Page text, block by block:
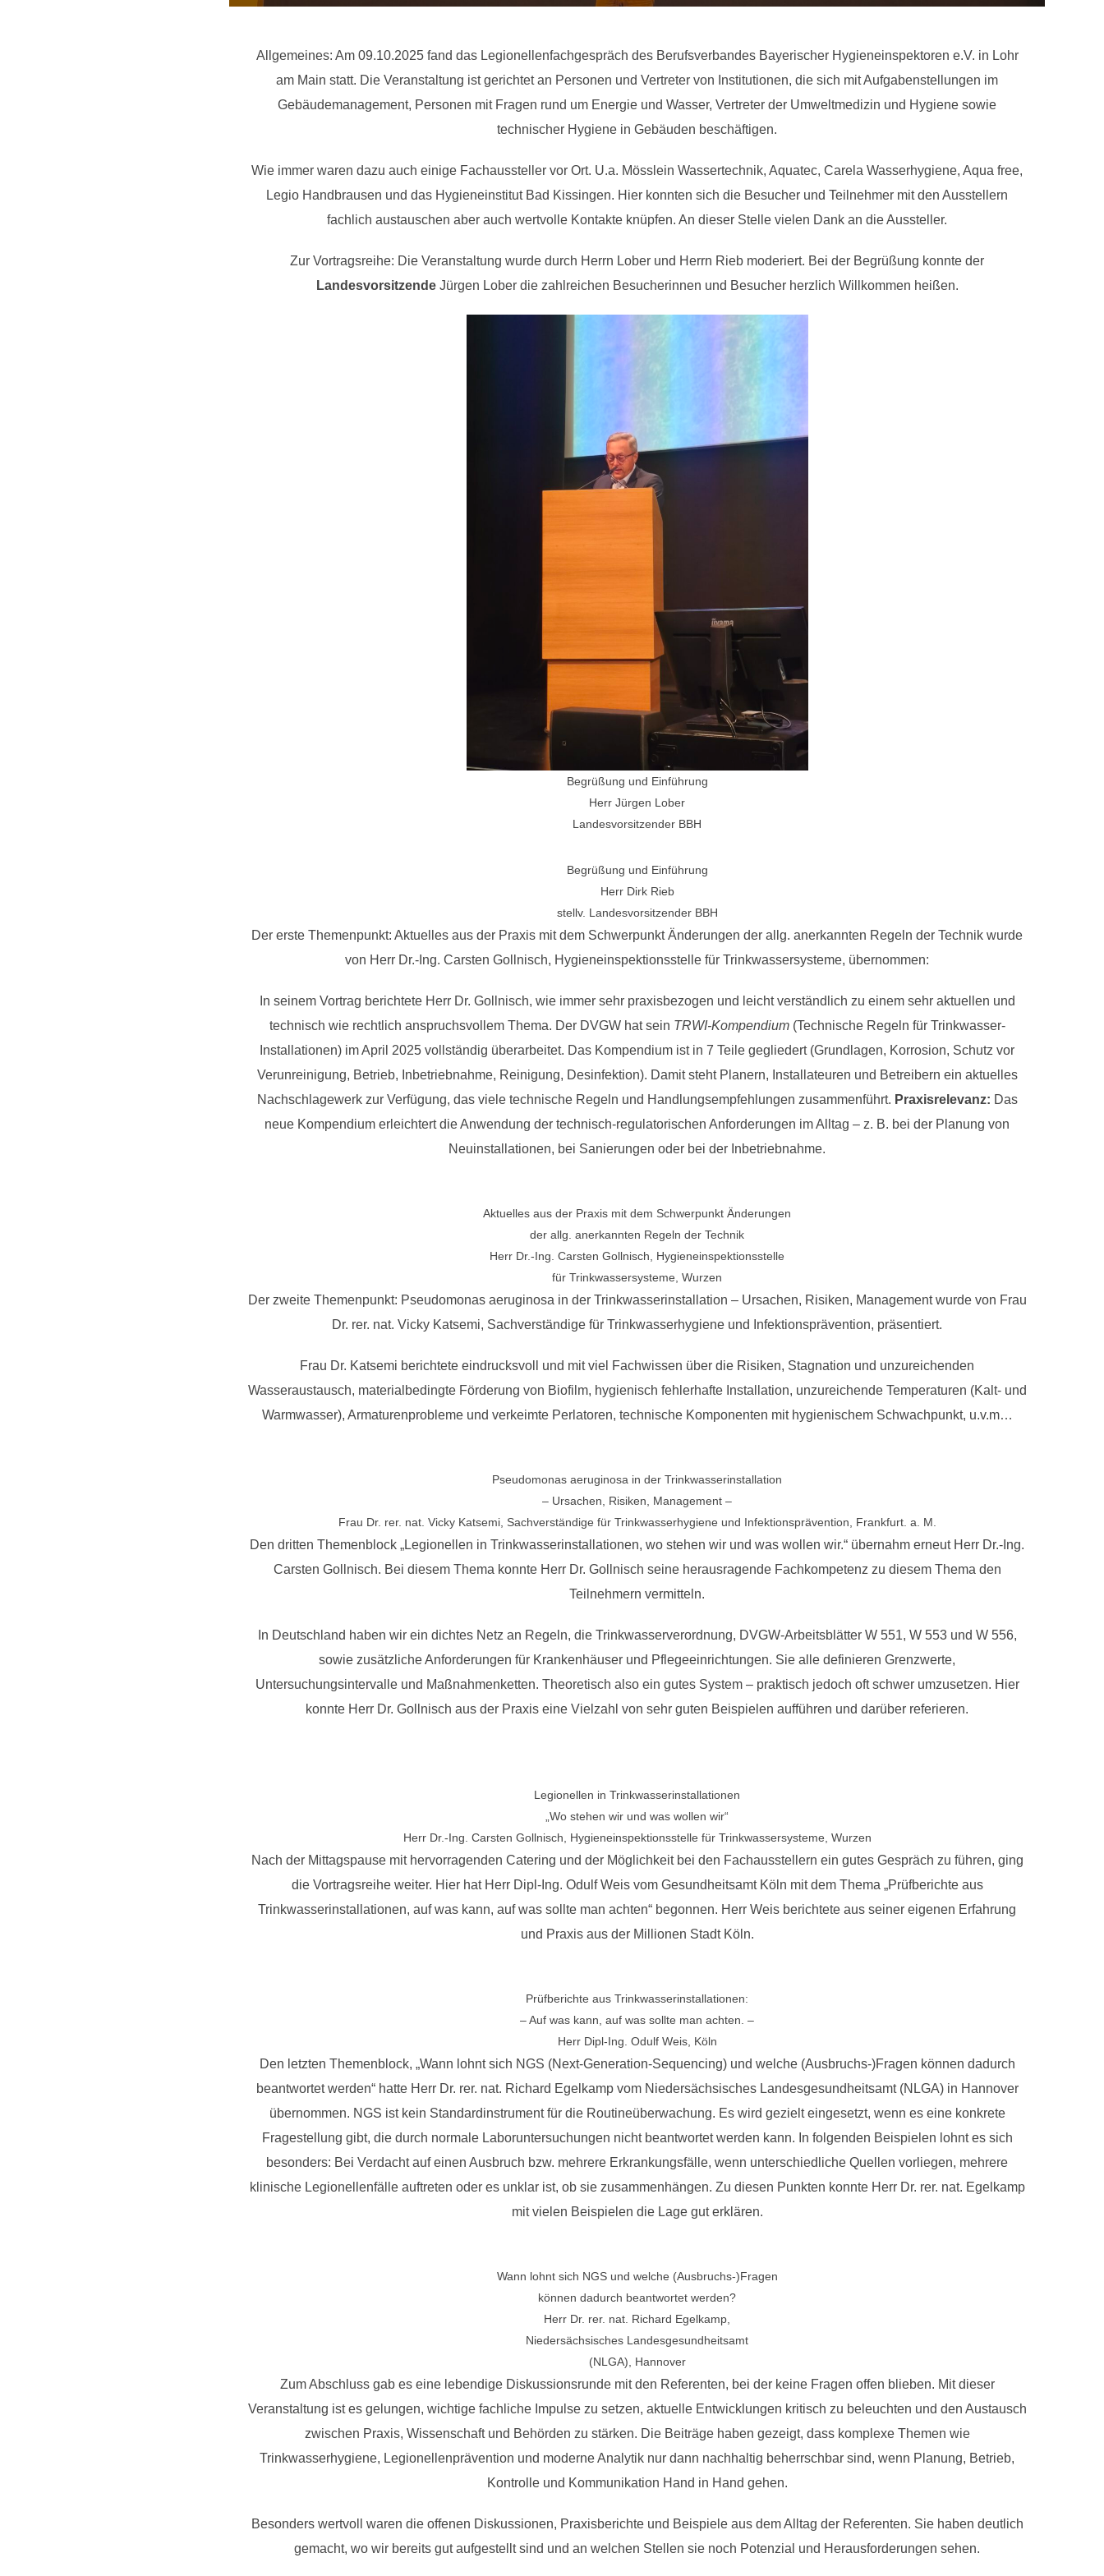
Allgemeines: Am 09.10.2025 fand das Legionellenfachgespräch des Berufsverbandes Bayerischer Hygieneinspektoren e.V. in Lohr
am Main statt. Die Veranstaltung ist gerichtet an Personen und Vertreter von Institutionen, die sich mit Aufgabenstellungen im
Gebäudemanagement, Personen mit Fragen rund um Energie und Wasser, Vertreter der Umweltmedizin und Hygiene sowie
technischer Hygiene in Gebäuden beschäftigen.
Wie immer waren dazu auch einige Fachaussteller vor Ort. U.a. Mösslein Wassertechnik, Aquatec, Carela Wasserhygiene, Aqua free,
Legio Handbrausen und das Hygieneinstitut Bad Kissingen. Hier konnten sich die Besucher und Teilnehmer mit den Ausstellern
fachlich austauschen aber auch wertvolle Kontakte knüpfen. An dieser Stelle vielen Dank an die Aussteller.
Zur Vortragsreihe: Die Veranstaltung wurde durch Herrn Lober und Herrn Rieb moderiert. Bei der Begrüßung konnte der
Landesvorsitzende Jürgen Lober die zahlreichen Besucherinnen und Besucher herzlich Willkommen heißen.
Begrüßung und Einführung
Herr Jürgen Lober
Landesvorsitzender BBH
Begrüßung und Einführung
Herr Dirk Rieb
stellv. Landesvorsitzender BBH
Der erste Themenpunkt: Aktuelles aus der Praxis mit dem Schwerpunkt Änderungen der allg. anerkannten Regeln der Technik wurde
von Herr Dr.-Ing. Carsten Gollnisch, Hygieneinspektionsstelle für Trinkwassersysteme, übernommen:
In seinem Vortrag berichtete Herr Dr. Gollnisch, wie immer sehr praxisbezogen und leicht verständlich zu einem sehr aktuellen und
technisch wie rechtlich anspruchsvollem Thema. Der DVGW hat sein TRWI-Kompendium(Technische Regeln für Trinkwasser-
Installationen) im April 2025 vollständig überarbeitet. Das Kompendium ist in 7 Teile gegliedert (Grundlagen, Korrosion, Schutz vor
Verunreinigung, Betrieb, Inbetriebnahme, Reinigung, Desinfektion). Damit steht Planern, Installateuren und Betreibern ein aktuelles
Nachschlagewerk zur Verfügung, das viele technische Regeln und Handlungsempfehlungen zusammenführt. Praxisrelevanz: Das
neue Kompendium erleichtert die Anwendung der technisch-regulatorischen Anforderungen im Alltag – z. B. bei der Planung von
Neuinstallationen, bei Sanierungen oder bei der Inbetriebnahme.
Aktuelles aus der Praxis mit dem Schwerpunkt Änderungen
der allg. anerkannten Regeln der Technik
Herr Dr.-Ing. Carsten Gollnisch, Hygieneinspektionsstelle
für Trinkwassersysteme, Wurzen
Der zweite Themenpunkt: Pseudomonas aeruginosa in der Trinkwasserinstallation – Ursachen, Risiken, Management wurde von Frau
Dr. rer. nat. Vicky Katsemi, Sachverständige für Trinkwasserhygiene und Infektionsprävention, präsentiert.
Frau Dr. Katsemi berichtete eindrucksvoll und mit viel Fachwissen über die Risiken, Stagnation und unzureichenden
Wasseraustausch, materialbedingte Förderung von Biofilm, hygienisch fehlerhafte Installation, unzureichende Temperaturen (Kalt- und
Warmwasser), Armaturenprobleme und verkeimte Perlatoren, technische Komponenten mit hygienischem Schwachpunkt, u.v.m…
Pseudomonas aeruginosa in der Trinkwasserinstallation
– Ursachen, Risiken, Management –
Frau Dr. rer. nat. Vicky Katsemi, Sachverständige für Trinkwasserhygiene und Infektionsprävention, Frankfurt. a. M.
Den dritten Themenblock „Legionellen in Trinkwasserinstallationen, wo stehen wir und was wollen wir.“ übernahm erneut Herr Dr.-Ing.
Carsten Gollnisch. Bei diesem Thema konnte Herr Dr. Gollnisch seine herausragende Fachkompetenz zu diesem Thema den
Teilnehmern vermitteln.
In Deutschland haben wir ein dichtes Netz an Regeln, die Trinkwasserverordnung, DVGW-Arbeitsblätter W 551, W 553 und W 556,
sowie zusätzliche Anforderungen für Krankenhäuser und Pflegeeinrichtungen. Sie alle definieren Grenzwerte,
Untersuchungsintervalle und Maßnahmenketten. Theoretisch also ein gutes System – praktisch jedoch oft schwer umzusetzen. Hier
konnte Herr Dr. Gollnisch aus der Praxis eine Vielzahl von sehr guten Beispielen aufführen und darüber referieren.
Legionellen in Trinkwasserinstallationen
„Wo stehen wir und was wollen wir“
Herr Dr.-Ing. Carsten Gollnisch, Hygieneinspektionsstelle für Trinkwassersysteme, Wurzen
Nach der Mittagspause mit hervorragenden Catering und der Möglichkeit bei den Fachausstellern ein gutes Gespräch zu führen, ging
die Vortragsreihe weiter. Hier hat Herr Dipl-Ing. Odulf Weis vom Gesundheitsamt Köln mit dem Thema „Prüfberichte aus
Trinkwasserinstallationen, auf was kann, auf was sollte man achten“ begonnen. Herr Weis berichtete aus seiner eigenen Erfahrung
und Praxis aus der Millionen Stadt Köln.
Prüfberichte aus Trinkwasserinstallationen:
– Auf was kann, auf was sollte man achten. –
Herr Dipl-Ing. Odulf Weis, Köln
Den letzten Themenblock, „Wann lohnt sich NGS (Next-Generation-Sequencing) und welche (Ausbruchs-)Fragen können dadurch
beantwortet werden“ hatte Herr Dr. rer. nat. Richard Egelkamp vom Niedersächsisches Landesgesundheitsamt (NLGA) in Hannover
übernommen. NGS ist kein Standardinstrument für die Routineüberwachung. Es wird gezielt eingesetzt, wenn es eine konkrete
Fragestellung gibt, die durch normale Laboruntersuchungen nicht beantwortet werden kann. In folgenden Beispielen lohnt es sich
besonders: Bei Verdacht auf einen Ausbruch bzw. mehrere Erkrankungsfälle, wenn unterschiedliche Quellen vorliegen, mehrere
klinische Legionellenfälle auftreten oder es unklar ist, ob sie zusammenhängen. Zu diesen Punkten konnte Herr Dr. rer. nat. Egelkamp
mit vielen Beispielen die Lage gut erklären.
Wann lohnt sich NGS und welche (Ausbruchs-)Fragen
können dadurch beantwortet werden?
Herr Dr. rer. nat. Richard Egelkamp,
Niedersächsisches Landesgesundheitsamt
(NLGA), Hannover
Zum Abschluss gab es eine lebendige Diskussionsrunde mit den Referenten, bei der keine Fragen offen blieben. Mit dieser
Veranstaltung ist es gelungen, wichtige fachliche Impulse zu setzen, aktuelle Entwicklungen kritisch zu beleuchten und den Austausch
zwischen Praxis, Wissenschaft und Behörden zu stärken. Die Beiträge haben gezeigt, dass komplexe Themen wie
Trinkwasserhygiene, Legionellenprävention und moderne Analytik nur dann nachhaltig beherrschbar sind, wenn Planung, Betrieb,
Kontrolle und Kommunikation Hand in Hand gehen.
Besonders wertvoll waren die offenen Diskussionen, Praxisberichte und Beispiele aus dem Alltag der Referenten. Sie haben deutlich
gemacht, wo wir bereits gut aufgestellt sind und an welchen Stellen sie noch Potenzial und Herausforderungen sehen.